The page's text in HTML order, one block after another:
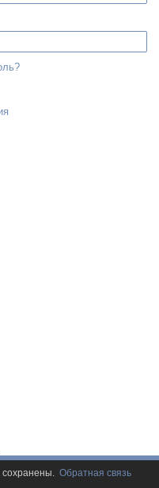
сохранены. Обратная связь